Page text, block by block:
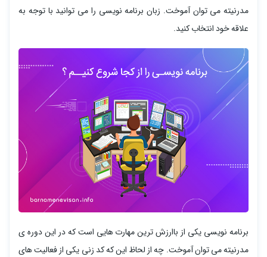
مدرنیته می توان آموخت. زبان برنامه نویسی را می توانید با توجه به
علاقه خود انتخاب کنید.
برنامه نویسی یکی از باارزش ترین مهارت هایی است که در این دوره ی
مدرنیته می توان آموخت. چه از لحاظ این که کد زنی یکی از فعالیت های